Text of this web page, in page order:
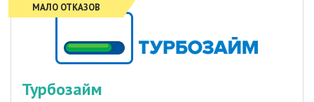
МАЛО ОТКАЗОВ
Турбозайм